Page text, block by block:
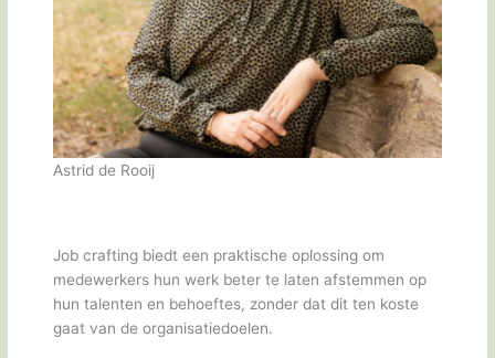
Astrid de Rooij
Job crafting biedt een praktische oplossing om
medewerkers hun werk beter te laten afstemmen op
hun talenten en behoeftes, zonder dat dit ten koste
gaat van de organisatiedoelen.